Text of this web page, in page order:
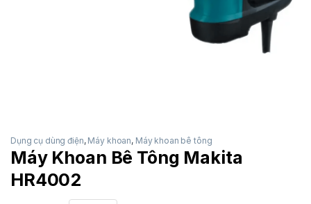
Dụng cụ dùng điện, Máy khoan, Máy khoan bê tông
Máy Khoan Bê Tông Makita
HR4002